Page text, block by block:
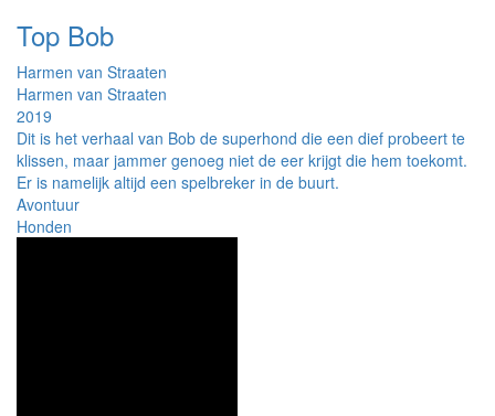
Top Bob
Harmen van Straaten
Harmen van Straaten
2019
Dit is het verhaal van Bob de superhond die een dief probeert te
klissen, maar jammer genoeg niet de eer krijgt die hem toekomt.
Er is namelijk altijd een spelbreker in de buurt.
Avontuur
Honden